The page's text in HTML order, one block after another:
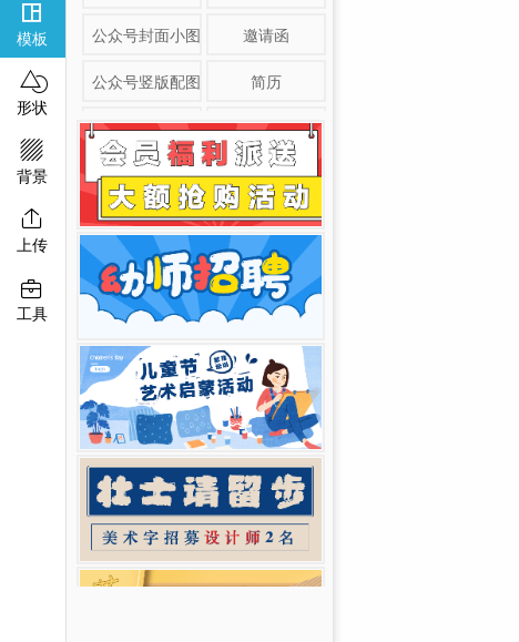

模板

形状

背景

上传

工具
公众号封面小图 邀请函
公众号竖版配图 简历
淘宝详情页 产品展示图
移动端淘宝banner二维码模板图片